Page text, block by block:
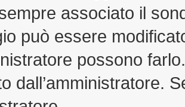
associato il
può essere
possono
dall’amministratore.